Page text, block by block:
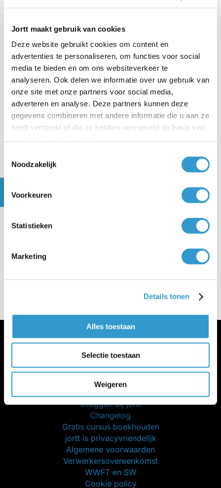
Jortt maakt gebruik van cookies
Deze website gebruikt cookies om content en
advertenties te personaliseren, om functies voor social
media te bieden en om ons websiteverkeer te
analyseren. Ook delen we informatie over uw gebruik van
onze site met onze partners voor social media,
adverteren en analyse. Deze partners kunnen deze
gegevens combineren met andere informatie die u aan ze
heeft verstrekt of die ze hebben verzameld op basis van
Noodzakelijk
Voorkeuren
Statistieken
Marketing
Details tonen
Alles toestaan
Selectie toestaan
Weigeren
Wat is rentabiliteit?
Hoe bereken je de
rentabiliteit van het totale
vermogen (RTV)?
Hoe bereken je de
rentabiliteit van het eigen
vermogen (REV)?
Waar vind ik de cijfers voor de
rentabiliteit in jortt?
Meer jortt
Inloggen bij jortt
Changelog
Gratis cursus boekhouden
jortt is privacyvriendelijk
Algemene voorwaarden
Verwerkersovereenkomst
WWFT en SW
Cookie policy